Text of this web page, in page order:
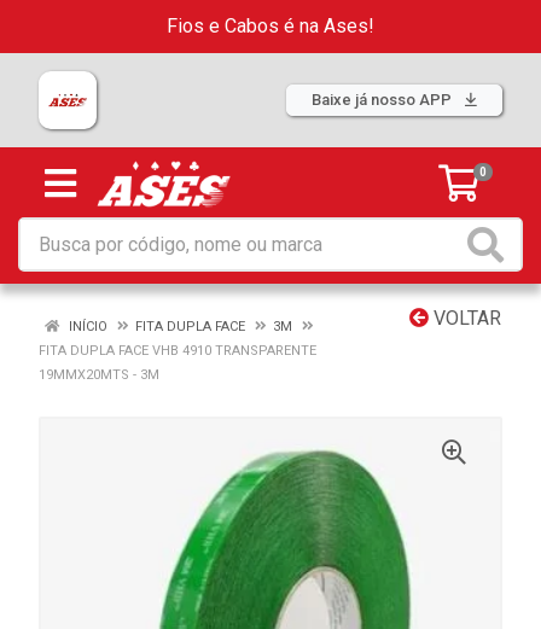
Fios e Cabos é na Ases!
Baixe já nosso APP
0
VOLTAR
INÍCIO FITA DUPLA FACE
3M
FITA DUPLA FACE VHB 4910 TRANSPARENTE
19MMX20MTS - 3M